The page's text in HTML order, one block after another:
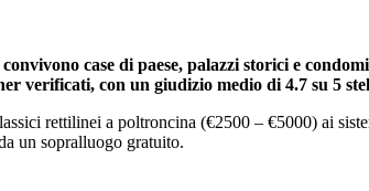
case di paese, palazzi storici e
con un giudizio medio di 4.7 su 5
rettilinei a poltroncina (€2500 – €5000) ai
un sopralluogo gratuito.